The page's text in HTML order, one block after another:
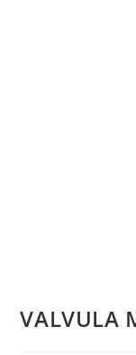
VALVULA